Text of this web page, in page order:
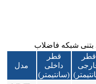
شبکه فاضلاب
مدل
قطر
داخلی
(سانتیمتر)
قطر